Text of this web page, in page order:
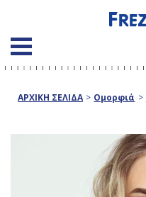
ΑΡΧΙΚΗ ΣΕΛΙΔΑ > Ομορφιά >